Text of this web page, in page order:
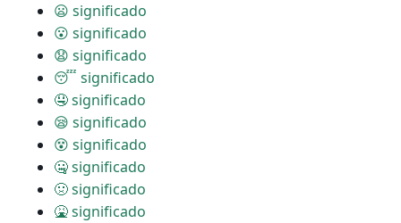
😦 significado
😮 significado
😧 significado
😴 significado
🤤 significado
😪 significado
😵 significado
🤐 significado
🤢 significado
🤮 significado